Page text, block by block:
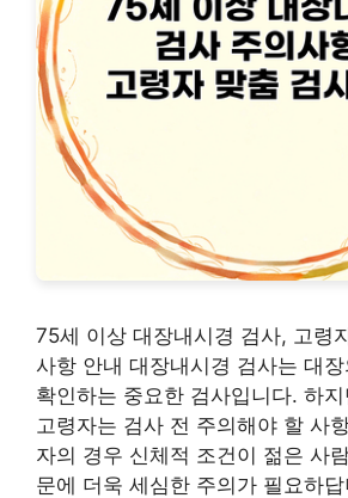
75세 이상 대장내시경 검사, 고령
사항 안내 대장내시경 검사는 대
확인하는 중요한 검사입니다. 하
고령자는 검사 전 주의해야 할 사
자의 경우 신체적 조건이 젊은 사
문에 더욱 세심한 주의가 필요하